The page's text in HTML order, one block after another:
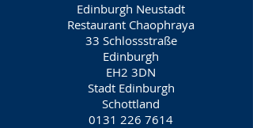
Edinburgh Neustadt
Restaurant Chaophraya
33 Schlossstraße
Edinburgh
EH2 3DN
Stadt Edinburgh
Schottland
0131 226 7614